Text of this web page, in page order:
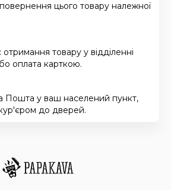
цього товару належної
товару у відділенні
оплата карткою.
Пошта у ваш населений пункт,
до дверей.